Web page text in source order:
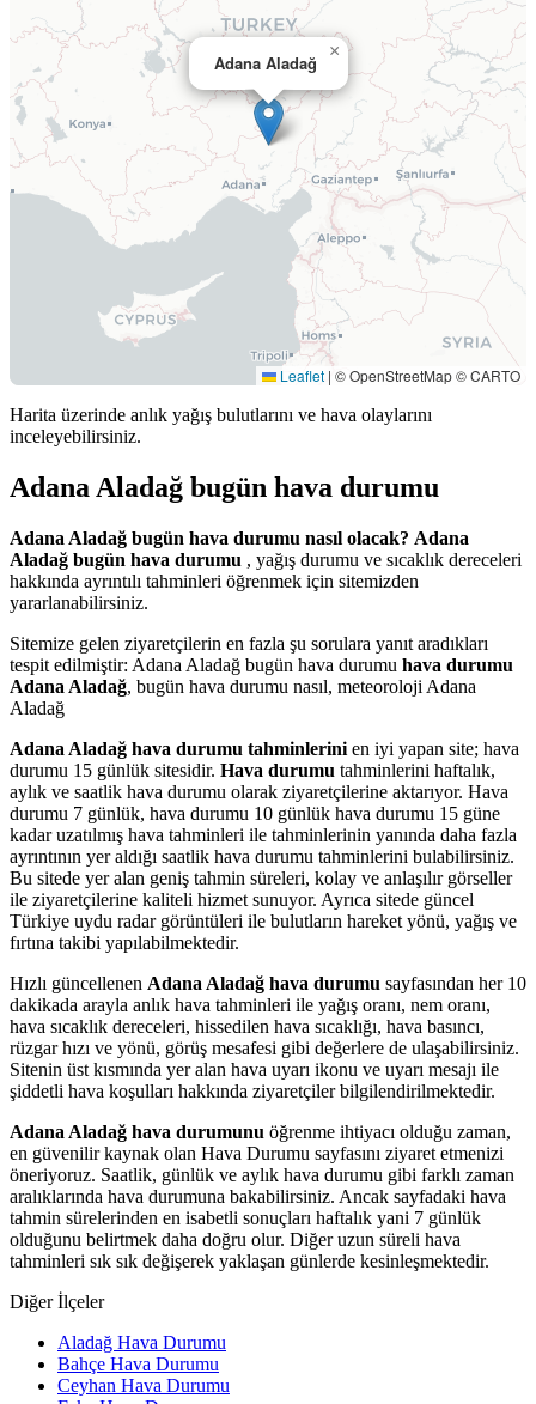
Adana Aladağ
×
Leaflet | © OpenStreetMap © CARTO
Harita üzerinde anlık yağış bulutlarını ve hava olaylarını
inceleyebilirsiniz.
Adana Aladağ bugün hava durumu
Adana Aladağ bugün hava durumu nasıl olacak? Adana
Aladağ bugün hava durumu , yağış durumu ve sıcaklık dereceleri
hakkında ayrıntılı tahminleri öğrenmek için sitemizden
yararlanabilirsiniz.
Sitemize gelen ziyaretçilerin en fazla şu sorulara yanıt aradıkları
tespit edilmiştir: Adana Aladağ bugün hava durumu hava durumu
Adana Aladağ, bugün hava durumu nasıl, meteoroloji Adana
Aladağ
Adana Aladağ hava durumu tahminlerini en iyi yapan site; hava
durumu 15 günlük sitesidir. Hava durumu tahminlerini haftalık,
aylık ve saatlik hava durumu olarak ziyaretçilerine aktarıyor. Hava
durumu 7 günlük, hava durumu 10 günlük hava durumu 15 güne
kadar uzatılmış hava tahminleri ile tahminlerinin yanında daha fazla
ayrıntının yer aldığı saatlik hava durumu tahminlerini bulabilirsiniz.
Bu sitede yer alan geniş tahmin süreleri, kolay ve anlaşılır görseller
ile ziyaretçilerine kaliteli hizmet sunuyor. Ayrıca sitede güncel
Türkiye uydu radar görüntüleri ile bulutların hareket yönü, yağış ve
fırtına takibi yapılabilmektedir.
Hızlı güncellenen Adana Aladağ hava durumu sayfasından her 10
dakikada arayla anlık hava tahminleri ile yağış oranı, nem oranı,
hava sıcaklık dereceleri, hissedilen hava sıcaklığı, hava basıncı,
rüzgar hızı ve yönü, görüş mesafesi gibi değerlere de ulaşabilirsiniz.
Sitenin üst kısmında yer alan hava uyarı ikonu ve uyarı mesajı ile
şiddetli hava koşulları hakkında ziyaretçiler bilgilendirilmektedir.
Adana Aladağ hava durumunu öğrenme ihtiyacı olduğu zaman,
en güvenilir kaynak olan Hava Durumu sayfasını ziyaret etmenizi
öneriyoruz. Saatlik, günlük ve aylık hava durumu gibi farklı zaman
aralıklarında hava durumuna bakabilirsiniz. Ancak sayfadaki hava
tahmin sürelerinden en isabetli sonuçları haftalık yani 7 günlük
olduğunu belirtmek daha doğru olur. Diğer uzun süreli hava
tahminleri sık sık değişerek yaklaşan günlerde kesinleşmektedir.
Diğer İlçeler
Aladağ Hava Durumu
Bahçe Hava Durumu
Ceyhan Hava Durumu